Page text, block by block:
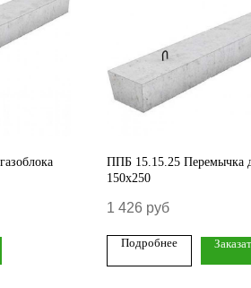
ППБ 15.15.25 Перемычка
150х250
1 426 руб
Подробнее